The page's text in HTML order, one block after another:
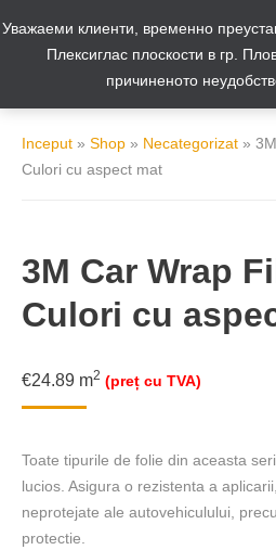
Inceput » Shop » Necategorizat »
Culori cu aspect mat
3M Car Wrap
Culori cu
€24.89 m2 (preț cu TVA)
Toate tipurile de folie din aceasta
lucios. Asigura o rezistenta a
neprotejate ale autovehiculului,
protectie.
Уважаеми клиенти, временно
Плексиглас плоскости в гр.
причиненото